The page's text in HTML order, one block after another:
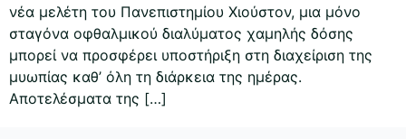
νέα μελέτη του Πανεπιστημίου Χιούστον, μια μόνο
σταγόνα οφθαλμικού διαλύματος χαμηλής δόσης
μπορεί να προσφέρει υποστήριξη στη διαχείριση της
μυωπίας καθ’ όλη τη διάρκεια της ημέρας.
Αποτελέσματα της […]